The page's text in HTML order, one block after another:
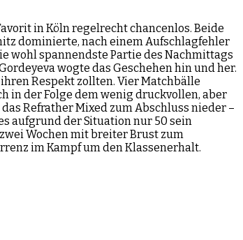
in Köln regelrecht chancenlos. Beide
dominierte, nach einem Aufschlagfehler
wohl spannendste Partie des Nachmittags
wogte das Geschehen hin und her.
Respekt zollten. Vier Matchbälle
in der Folge dem wenig druckvollen, aber
Refrather Mixed zum Abschluss nieder –
aufgrund der Situation nur 50 sein
Wochen mit breiter Brust zum
im Kampf um den Klassenerhalt.